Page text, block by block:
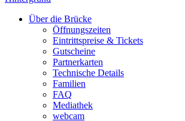
Menu
Über die Brücke
Öffnungszeiten
Eintrittspreise & Tickets
Gutscheine
Partnerkarten
Technische Details
Familien
FAQ
Mediathek
webcam